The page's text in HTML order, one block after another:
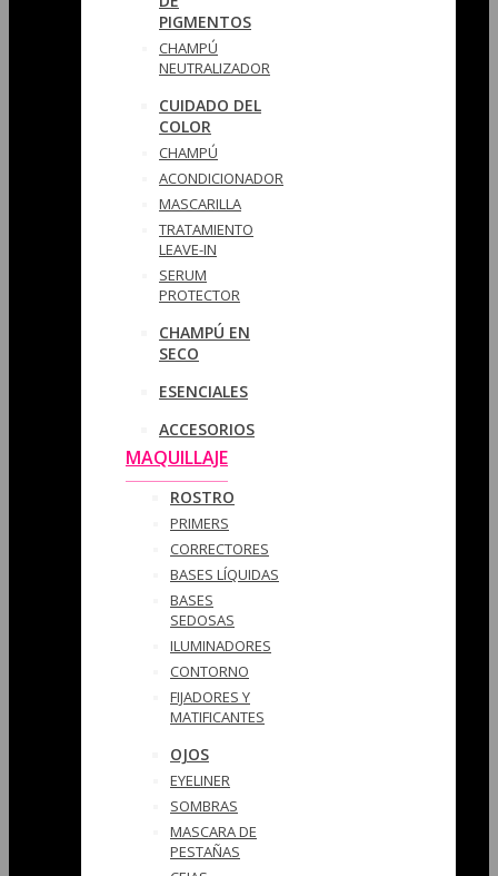
PIGMENTOS
CHAMPÚ
NEUTRALIZADOR
CUIDADO DEL
COLOR
CHAMPÚ
ACONDICIONADOR
MASCARILLA
TRATAMIENTO
LEAVE-IN
SERUM
PROTECTOR
CHAMPÚ EN
SECO
ESENCIALES
ACCESORIOS
MAQUILLAJE
ROSTRO
PRIMERS
CORRECTORES
BASES LÍQUIDAS
BASES
SEDOSAS
ILUMINADORES
CONTORNO
FIJADORES Y
MATIFICANTES
OJOS
EYELINER
SOMBRAS
MASCARA DE
PESTAÑAS